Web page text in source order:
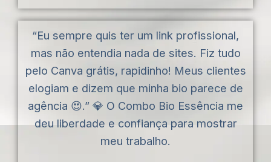
“Eu sempre quis ter um link profissional,
mas não entendia nada de sites. Fiz tudo
pelo Canva grátis, rapidinho! Meus clientes
elogiam e dizem que minha bio parece de
agência 😍.” 💎 O Combo Bio Essência me
deu liberdade e confiança para mostrar
meu trabalho.